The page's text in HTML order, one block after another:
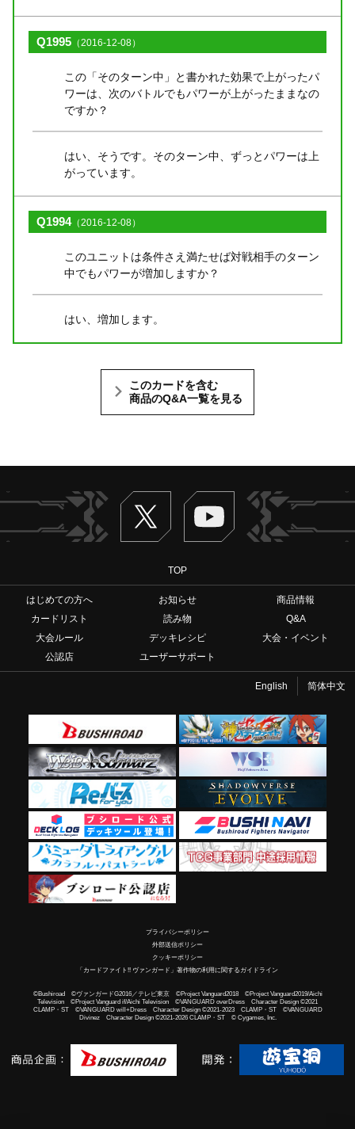
Q1995 （2016-12-08）
この「そのターン中」と書かれた効果で上がったパ
ワーは、次のバトルでもパワーが上がったままなの
ですか？
はい、そうです。そのターン中、ずっとパワーは上
がっています。
Q1994（2016-12-08）
このユニットは条件さえ満たせば対戦相手のターン
中でもパワーが増加しますか？
はい、増加します。
このカードを含む
商品のQ&A一覧を見る
Twitter ヴァンガードch
TOP
はじめての方へ お知らせ
商品情報
カードリスト
読み物
Q&A
大会ルール
デッキレシピ
大会・イベント
公認店
ユーザーサポート
English 简体中文
プライバシーポリシー
外部送信ポリシー
クッキーポリシー
「カードファイト!! ヴァンガード」著作物の利用に関するガイドライン
©Bushiroad ©ヴァンガードG2016／テレビ東京 ©Project Vanguard2018 ©Project Vanguard2019/Aichi
Television ©Project Vanguard if/Aichi Television ©VANGUARD overDress Character Design ©2021
CLAMP・ST ©VANGUARD will+Dress Character Design ©2021-2023 CLAMP・ST ©VANGUARD
Divinez Character Design ©2021-2026 CLAMP・ST © Cygames, Inc.